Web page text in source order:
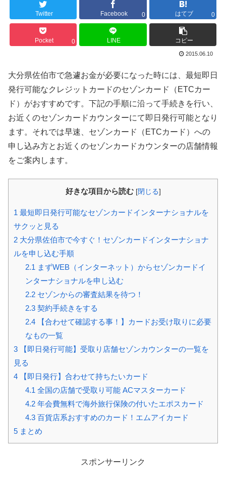
Twitter Facebook 0 はてブ 0
Pocket 0 LINE コピー
2015.06.10
大分県佐伯市で急遽お金が必要になった時には、最短即日
発行可能なクレジットカードのセゾンカード（ETCカー
ド）がおすすめです。下記の手順に沿って手続きを行い、
お近くのセゾンカードカウンターにて即日発行可能となり
ます。それでは早速、セゾンカード（ETCカード）への
申し込み方とお近くのセゾンカードカウンターの店舗情報
をご案内します。
好きな項目から読む [閉じる]
1 最短即日発行可能なセゾンカードインターナショナルを
サクッと見る
2 大分県佐伯市で今すぐ！セゾンカードインターナショナ
ルを申し込む手順
2.1 まずWEB（インターネット）からセゾンカードイ
ンターナショナルを申し込む
2.2セゾンからの審査結果を待つ！
2.3契約手続きをする
2.4【合わせて確認する事！】カードお受け取りに必要
なもの一覧
3 【即日発行可能】受取り店舗セゾンカウンターの一覧を
見る
4 【即日発行】合わせて持ちたいカード
4.1 全国の店舗で受取り可能 ACマスターカード
4.2年会費無料で海外旅行保険の付いたエポスカード
4.3百貨店系おすすめのカード！エムアイカード
5 まとめ
スポンサーリンク